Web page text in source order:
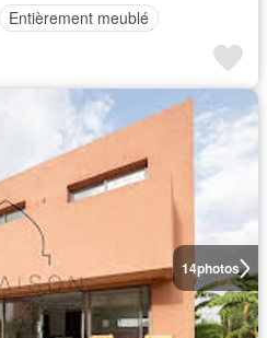
Entièrement meublé
14photos